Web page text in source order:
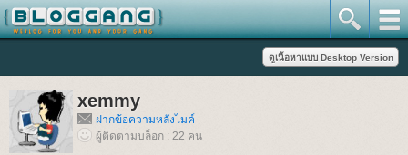
xemmy
ฝากข้อความหลังไมค์
ผู้ติดตามบล็อก : 22 คน